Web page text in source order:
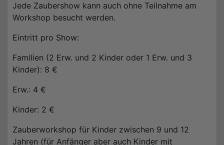
Jede Zaubershow kann auch ohne Teilnahme am
Workshop besucht werden.
Eintritt pro Show:
Familien (2 Erw. und 2 Kinder oder 1 Erw. und 3
Kinder): 8 €
Erw.: 4 €
Kinder: 2 €
Zauberworkshop für Kinder zwischen 9 und 12
Jahren (für Anfänger aber auch Kinder mit